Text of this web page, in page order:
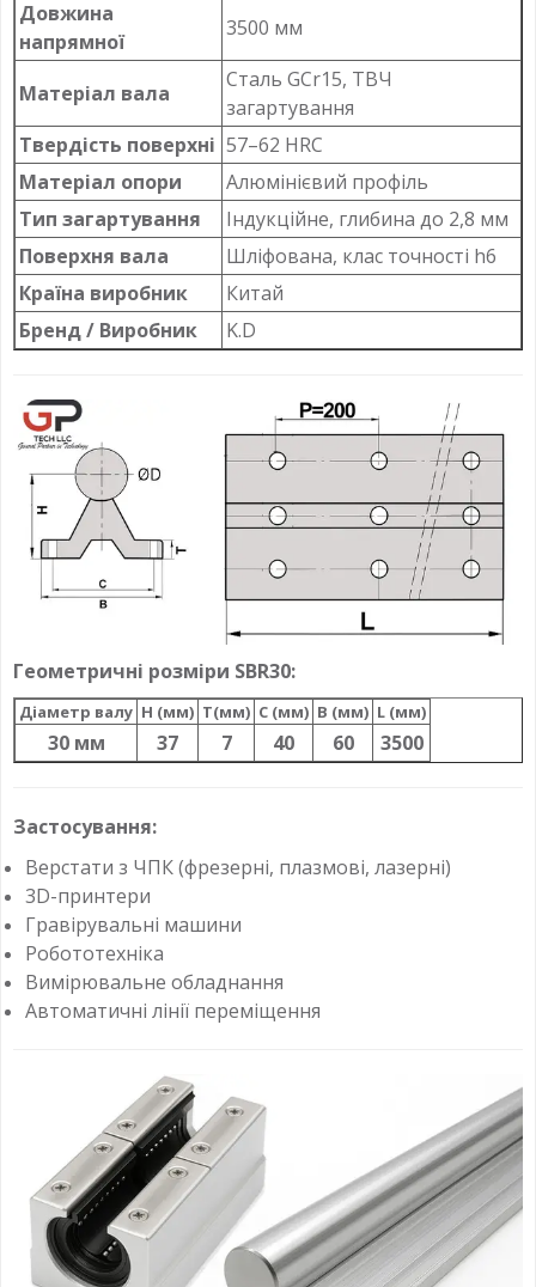
Довжина
напрямної
3500 мм
Матеріал вала
Сталь GCr15, ТВЧ
загартування
Твердість поверхні 57–62 HRC
Матеріал опори
Алюмінієвий профіль
Тип загартування
Індукційне, глибина до 2,8 мм
Поверхня вала
Шліфована, клас точності h6
Країна виробник
Китай
Бренд / Виробник
K.D
Геометричні розміри SBR30:
Діаметр валу H (мм) T(мм) C (мм) B (мм) L (мм)
30 мм 37 7 40 60 3500
Застосування:
Верстати з ЧПК (фрезерні, плазмові, лазерні)
3D-принтери
Гравірувальні машини
Робототехніка
Вимірювальне обладнання
Автоматичні лінії переміщення